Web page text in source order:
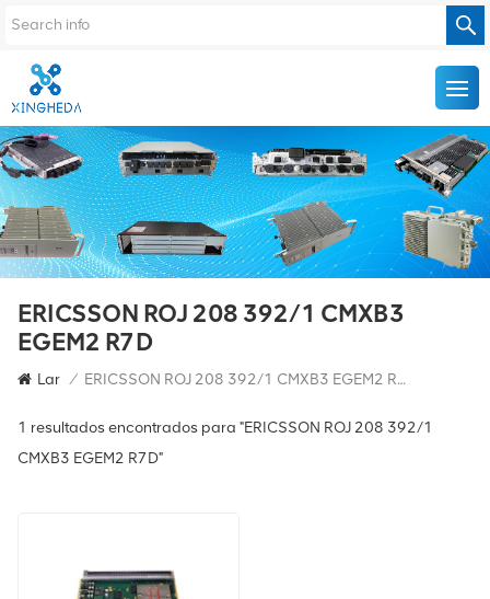
ERICSSON ROJ 208 392/1 CMXB3
EGEM2 R7D
Lar / ERICSSON ROJ 208 392/1 CMXB3 EGEM2 R7D
1 resultados encontrados para "ERICSSON ROJ 208 392/1
CMXB3 EGEM2 R7D"